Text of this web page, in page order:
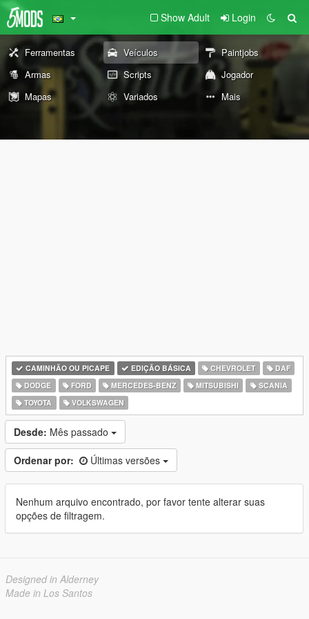
Show Adult Login
Ferramentas Veículos
Paintjobs
Armas
Scripts
Jogador
Mapas
Variados Mais
CAMINHÃO OU PICAPE EDIÇÃO BÁSICA CHEVROLET
DAF
DODGE
FORD MERCEDES-BENZ MITSUBISHI
SCANIA
TOYOTA
VOLKSWAGEN
Desde: Mês passado
Ordenar por: Últimas versões
Nenhum arquivo encontrado, por favor tente alterar suas
opções de filtragem.
Designed in Alderney
Made in Los Santos